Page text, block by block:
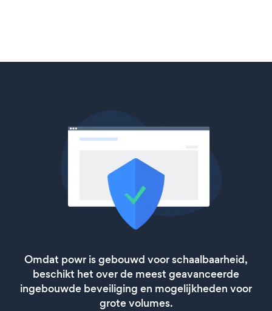
Omdat powr is gebouwd voor schaalbaarheid,
beschikt het over de meest geavanceerde
ingebouwde beveiliging en mogelijkheden voor
grote volumes.